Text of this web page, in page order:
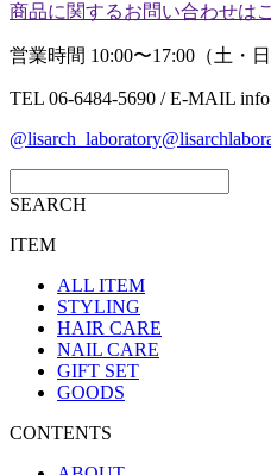
商品に関するお問い合わせは
営業時間 10:00〜17:00（土・
TEL 06-6484-5690 / E-MAIL
@lisarch_laboratory
SEARCH
ITEM
ALL ITEM
STYLING
HAIR CARE
NAIL CARE
GIFT SET
GOODS
CONTENTS